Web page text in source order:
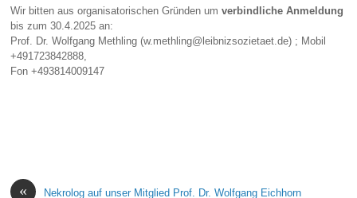
Wir bitten aus organisatorischen Gründen umverbindliche Anmeldung
bis zum 30.4.2025 an:
Prof. Dr. Wolfgang Methling (w.methling@leibnizsozietaet.de) ; Mobil
+491723842888,
Fon +493814009147
« Nekrolog auf unser Mitglied Prof. Dr. Wolfgang Eichhorn